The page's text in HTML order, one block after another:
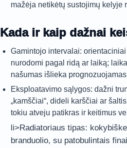
mažėja netikėtų sustojimų kelyje
Kada ir kaip dažnai
Gamintojo intervalai:
nurodomi pagal ridą ar laiką;
našumas išlieka
Eksploatavimo sąlygos: dažni
„kamščiai“, dideli karščiai ar
tokiu atveju patikras ir keitimus
li>Radiatoriaus tipas:
branduolio, su patobulintais